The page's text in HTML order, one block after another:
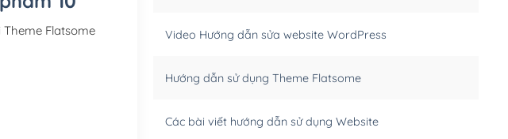
Hosting 3GB SSD (1 năm)
(+950,000₫)
Flatsome Video Hướng dẫn sửa website WordPress
Hướng dẫn sử dụng Theme Flatsome
Các bài viết hướng dẫn sử dụng Website